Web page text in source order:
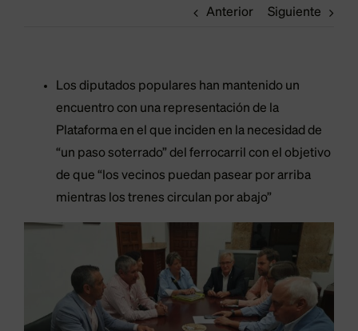
Anterior Siguiente
Los diputados populares han mantenido un
encuentro con una representación de la
Plataforma en el que inciden en la necesidad de
“un paso soterrado” del ferrocarril con el objetivo
de que “los vecinos puedan pasear por arriba
mientras los trenes circulan por abajo”